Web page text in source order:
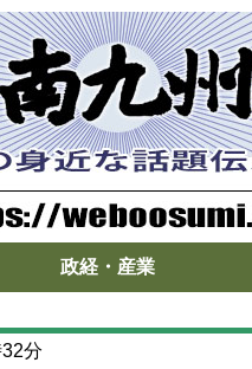
政経・産業
分